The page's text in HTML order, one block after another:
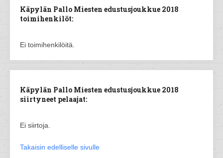
Käpylän Pallo Miesten edustusjoukkue 2018
toimihenkilöt:
Ei toimihenkilöitä.
Käpylän Pallo Miesten edustusjoukkue 2018
siirtyneet pelaajat:
Ei siirtoja.
Takaisin edelliselle sivulle